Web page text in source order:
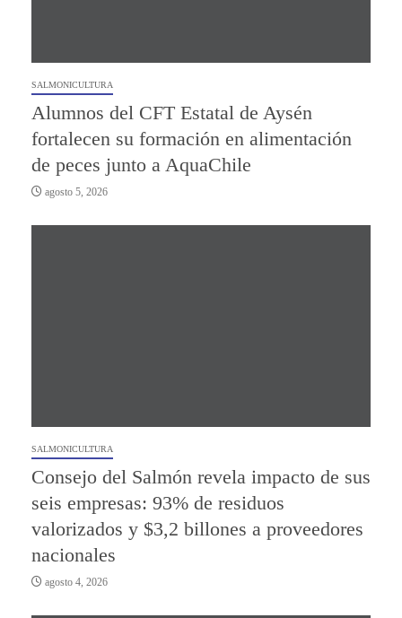
SALMONICULTURA
Alumnos del CFT Estatal de Aysén
fortalecen su formación en alimentación
de peces junto a AquaChile
agosto 5, 2026
SALMONICULTURA
Consejo del Salmón revela impacto de sus
seis empresas: 93% de residuos
valorizados y $3,2 billones a proveedores
nacionales
agosto 4, 2026